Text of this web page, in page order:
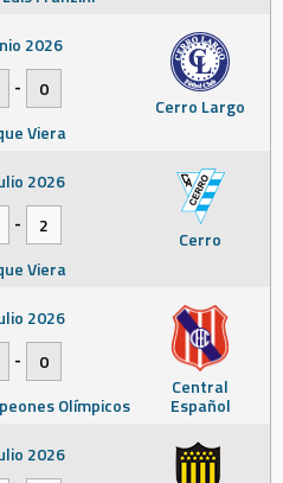
Cerro Largo
2026
-
0
Viera
Cerro
2026
-
2
Viera
Central
Español
2026
-
0
Olímpicos
2026